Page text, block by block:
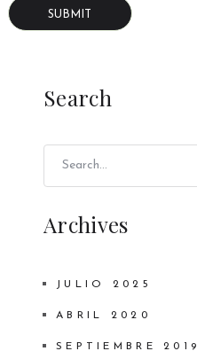
Search
Archives
JULIO 2025
ABRIL 2020
SEPTIEMBRE 2019